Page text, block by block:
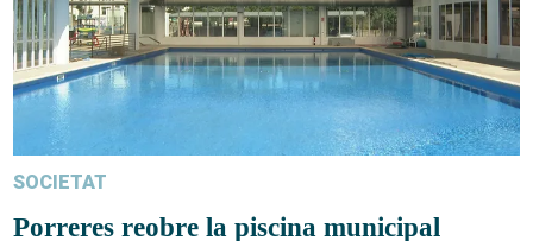
SOCIETAT
Porreres reobre la piscina municipal